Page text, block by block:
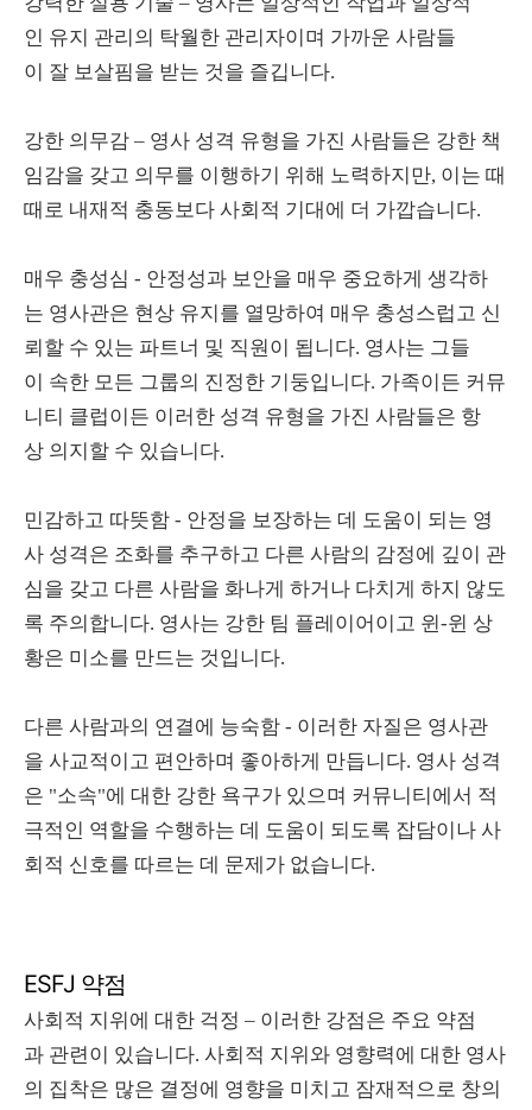
인 유지 관리의 탁월한 관리자이며 가까운 사람들
이 잘 보살핌을 받는 것을 즐깁니다.
강한 의무감 – 영사 성격 유형을 가진 사람들은 강한 책
임감을 갖고 의무를 이행하기 위해 노력하지만, 이는 때
때로 내재적 충동보다 사회적 기대에 더 가깝습니다.
매우 충성심 - 안정성과 보안을 매우 중요하게 생각하
는 영사관은 현상 유지를 열망하여 매우 충성스럽고 신
뢰할 수 있는 파트너 및 직원이 됩니다. 영사는 그들
이 속한 모든 그룹의 진정한 기둥입니다. 가족이든 커뮤
니티 클럽이든 이러한 성격 유형을 가진 사람들은 항
상 의지할 수 있습니다.
민감하고 따뜻함 - 안정을 보장하는 데 도움이 되는 영
사 성격은 조화를 추구하고 다른 사람의 감정에 깊이 관
심을 갖고 다른 사람을 화나게 하거나 다치게 하지 않도
록 주의합니다. 영사는 강한 팀 플레이어이고 윈-윈 상
황은 미소를 만드는 것입니다.
다른 사람과의 연결에 능숙함 - 이러한 자질은 영사관
을 사교적이고 편안하며 좋아하게 만듭니다. 영사 성격
은 "소속"에 대한 강한 욕구가 있으며 커뮤니티에서 적
극적인 역할을 수행하는 데 도움이 되도록 잡담이나 사
회적 신호를 따르는 데 문제가 없습니다.
ESFJ 약점
사회적 지위에 대한 걱정 – 이러한 강점은 주요 약점
과 관련이 있습니다. 사회적 지위와 영향력에 대한 영사
의 집착은 많은 결정에 영향을 미치고 잠재적으로 창의